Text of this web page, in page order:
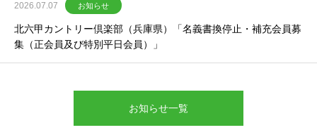
2026.07.07 お知らせ
北六甲カントリー倶楽部（兵庫県）「名義書換停止・補充会員募
集（正会員及び特別平日会員）」
お知らせ一覧